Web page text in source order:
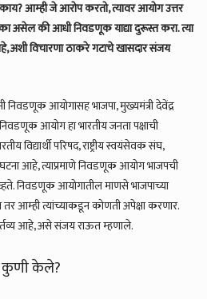
आम्ही जे आरोप करतो, त्यावर आयोग उत्तर
असेल की आधी निवडणूक याद्या दुरूस्त करा. त्या
अशी विचारणा ठाकरे गटाचे खासदार संजय
निवडणूक आयोगासह भाजपा, मुख्यमंत्री देवेंद्र
आयोग हा भारतीय जनता पक्षाची
परिषद, राष्ट्रीय स्वयंसेवक संघ,
आहे, त्याप्रमाणे निवडणूक आयोग भाजपची
निवडणूक आयोगातील माणसे भाजपाच्या
आम्ही त्यांच्याकडून कोणती अपेक्षा करणार.
आहे, असे संजय राऊत म्हणाले.
कुणी केले?